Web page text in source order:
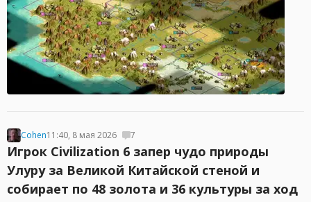
Cohen11:40, 8 мая 2026 7
Игрок Civilization 6 запер чудо природы
Улуру за Великой Китайской стеной и
собирает по 48 золота и 36 культуры за ход